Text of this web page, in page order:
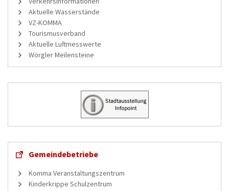
Aktuelle Wasserstände
VZ-KOMMA
Tourismusverband
Aktuelle Luftmesswerte
Wörgler Meilensteine
Gemeindebetriebe
Komma Veranstaltungszentrum
Kinderkrippe Schulzentrum